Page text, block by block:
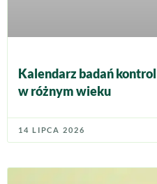
Kalendarz badań
w różnym wieku
14 LIPCA 2026